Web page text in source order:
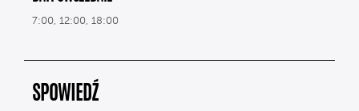
7:00, 12:00, 18:00
SPOWIEDŹ